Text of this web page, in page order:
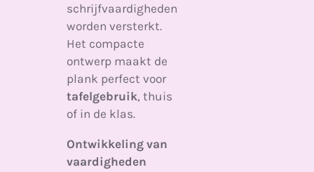
schrijfvaardigheden
worden versterkt.
Het compacte
ontwerp maakt de
plank perfect voor
tafelgebruik, thuis
of in de klas.
Ontwikkeling van
vaardigheden